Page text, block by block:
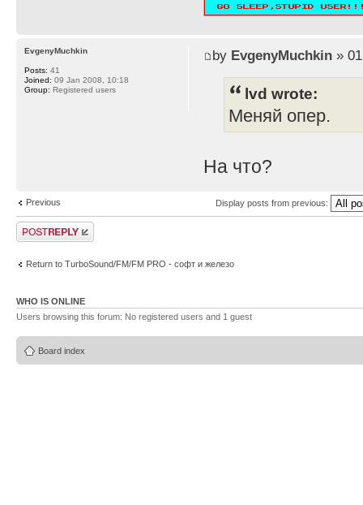
by EvgenyMuchkin» 01
lvd wrote:
Меняй опер.
На что?
EvgenyMuchkin
Posts: 41
Joined: 09 Jan 2008, 10:18
Group: Registered users
Previous Display posts from previous:
Post a reply
Return to TurboSound/FM/FM PRO - софт и железо
WHO IS ONLINE
Users browsing this forum: No registered users and 1 guest
Board index